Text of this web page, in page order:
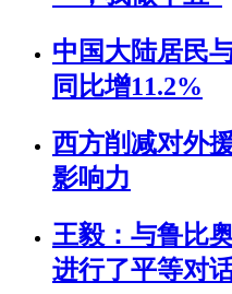
中国大陆居民
同比增11.2%
西方削减对外
影响力
王毅：与鲁比
进行了平等对